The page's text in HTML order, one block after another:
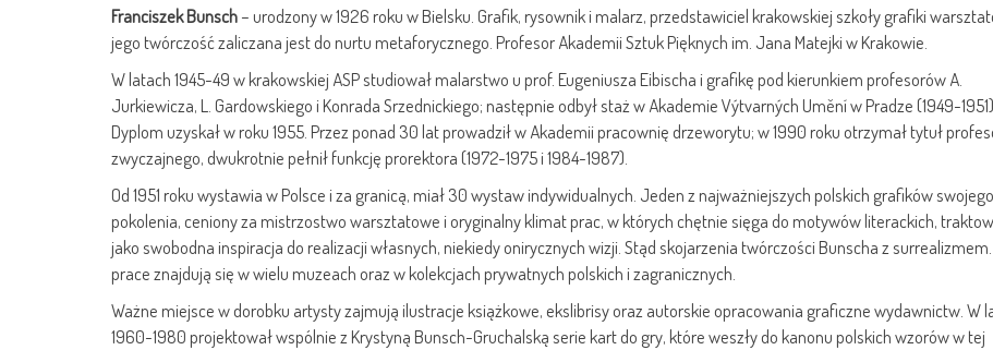
Franciszek Bunsch– urodzony w 1926 roku w Bielsku. Grafik, rysownik i malarz, przedstawiciel krakowskiej szkoły grafiki
jego twórczość zaliczana jest do nurtu metaforycznego. Profesor Akademii Sztuk Pięknych im. Jana Matejki w Krakowie.
W latach 1945-49 w krakowskiej ASP studiował malarstwo u prof. Eugeniusza Eibischa i grafikę pod kierunkiem profesorów A.
Jurkiewicza, L. Gardowskiego i Konrada Srzednickiego; następnie odbył staż w Akademie Výtvarných Umění w Pradze (1949-
Dyplom uzyskał w roku 1955. Przez ponad 30 lat prowadził w Akademii pracownię drzeworytu; w 1990 roku otrzymał tytuł
zwyczajnego, dwukrotnie pełnił funkcję prorektora (1972-1975 i 1984-1987).
Od 1951 roku wystawia w Polsce i za granicą, miał 30 wystaw indywidualnych. Jeden z najważniejszych polskich grafików swojego
pokolenia, ceniony za mistrzostwo warsztatowe i oryginalny klimat prac, w których chętnie sięga do motywów literackich,
jako swobodna inspiracja do realizacji własnych, niekiedy onirycznych wizji. Stąd skojarzenia twórczości Bunscha z
prace znajdują się w wielu muzeach oraz w kolekcjach prywatnych polskich i zagranicznych.
Ważne miejsce w dorobku artysty zajmują ilustracje książkowe, ekslibrisy oraz autorskie opracowania graficzne wydawnictw. W
1960-1980 projektował wspólnie z Krystyną Bunsch-Gruchalską serie kart do gry, które weszły do kanonu polskich wzorów w tej